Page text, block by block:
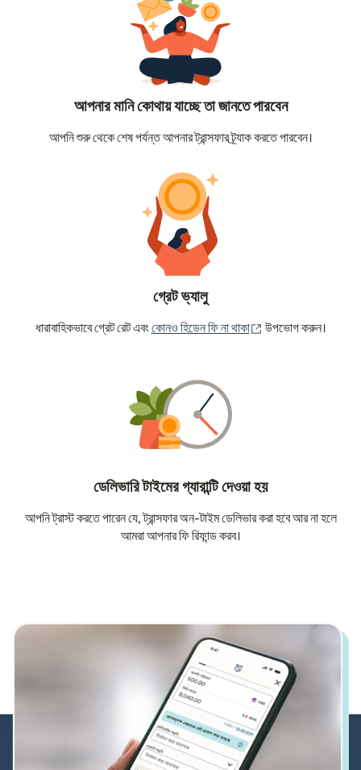
আপনার মানি কোথায় যাচ্ছে তা জানতে পারবেন
আপনি শুরু থেকে শেষ পর্যন্ত আপনার ট্রান্সফার ট্র্যাক করতে পারবেন।
গ্রেট ভ্যালু
ধারাবাহিকভাবে গ্রেট রেট এবংকোনও হিডেন ফি না থাকা (নতুন উইন্ডোতে খুলবে)
উপভোগ করুন।
ডেলিভারি টাইমের গ্যারান্টি দেওয়া হয়
আপনি ট্রাস্ট করতে পারেন যে, ট্রান্সফার অন-টাইম ডেলিভার করা হবে আর না হলে
আমরা আপনার ফি রিফান্ড করব।